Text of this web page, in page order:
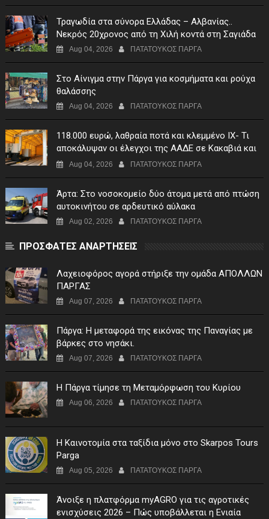
Τραγωδία στα σύνορα Ελλάδας – Αλβανίας..
Νεκρός 20χρονος από τη Χιλή κοντά στη Σαγιάδα
Aug 04, 2026 ΠΑΤΑΤΟΥΚΟΣ ΠΑΡΓΑ
Στο Αίνιγμα στην Πάργα για κοσμήματα και ρούχα
θαλάσσης
Aug 04, 2026 ΠΑΤΑΤΟΥΚΟΣ ΠΑΡΓΑ
118.000 ευρώ, λαθραία ποτά και κλεμμένο ΙΧ- Τι
αποκάλυψαν οι έλεγχοι της ΑΑΔΕ σε Κακαβιά και
Μαυρομάτι
Aug 04, 2026 ΠΑΤΑΤΟΥΚΟΣ ΠΑΡΓΑ
Άρτα: Στο νοσοκομείο δύο άτομα μετά από πτώση
αυτοκινήτου σε αρδευτικό αύλακα
Aug 02, 2026 ΠΑΤΑΤΟΥΚΟΣ ΠΑΡΓΑ
ΠΡΟΣΦΑΤΕΣ ΑΝΑΡΤΗΣΕΙΣ
Λαχειοφόρος αγορά στήριξε την ομάδα ΑΠΟΛΛΩΝ
ΠΑΡΓΑΣ
Aug 07, 2026 ΠΑΤΑΤΟΥΚΟΣ ΠΑΡΓΑ
Πάργα: Η μεταφορά της εικόνας της Παναγίας με
βάρκες στο νησάκι.
Aug 07, 2026 ΠΑΤΑΤΟΥΚΟΣ ΠΑΡΓΑ
Η Πάργα τίμησε τη Μεταμόρφωση του Κυρίου
Aug 06, 2026 ΠΑΤΑΤΟΥΚΟΣ ΠΑΡΓΑ
Η Καινοτομία στα ταξίδια μόνο στο Skarpos Tours
Parga
Aug 05, 2026 ΠΑΤΑΤΟΥΚΟΣ ΠΑΡΓΑ
Άνοιξε η πλατφόρμα myAGRO για τις αγροτικές
ενισχύσεις 2026 – Πώς υποβάλλεται η Ενιαία